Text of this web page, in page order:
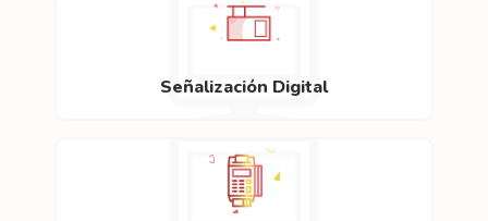
Señalización Digital